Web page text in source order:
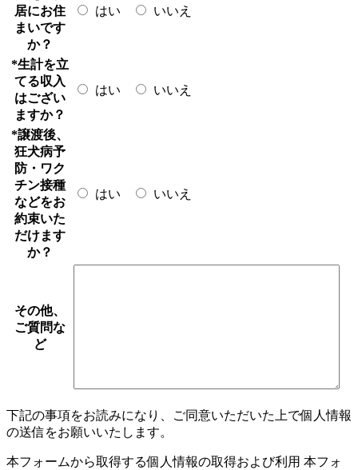
居にお住
まいです
か？
はい いいえ
*生計を立
てる収入
はござい
ますか？
はい いいえ
*譲渡後、
狂犬病予
防・ワク
チン接種
などをお
約束いた
だけます
か？
はい いいえ
その他、
ご質問な
ど
下記の事項をお読みになり、ご同意いただいた上で個人情報
の送信をお願いいたします。
本フォームから取得する個人情報の取得および利用 本フォ